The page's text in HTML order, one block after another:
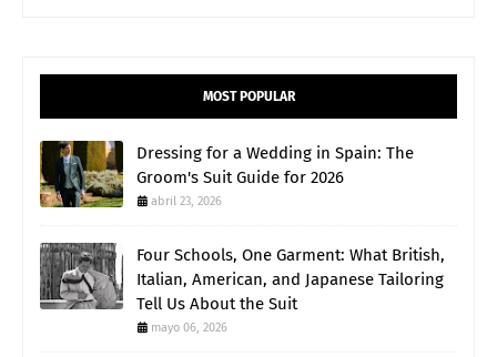
MOST POPULAR
Dressing for a Wedding in Spain: The
Groom's Suit Guide for 2026
abril 23, 2026
Four Schools, One Garment: What British,
Italian, American, and Japanese Tailoring
Tell Us About the Suit
mayo 06, 2026